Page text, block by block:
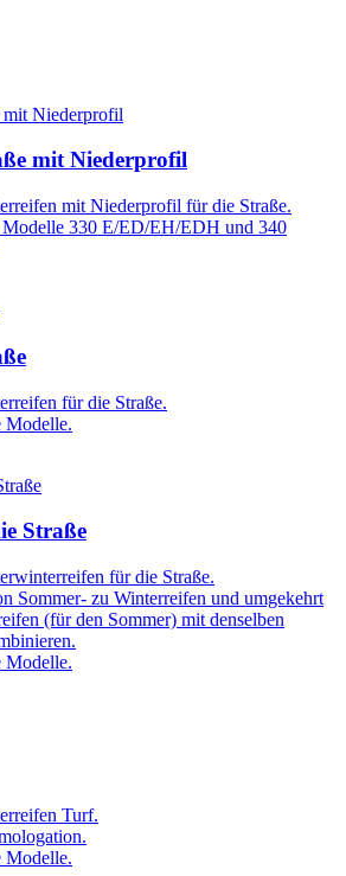
mit Niederprofil
mit Niederprofil für die Straße.
330 E/ED/EH/EDH und 340
für die Straße.
Modelle.
Straße
für die Straße.
Sommer- zu Winterreifen und umgekehrt
(für den Sommer) mit denselben
Modelle.
Turf.
Modelle.